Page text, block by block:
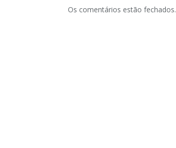
Os comentários estão fechados.